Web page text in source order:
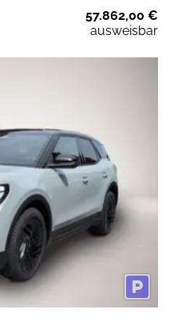
57.862,00 €
ausweisbar